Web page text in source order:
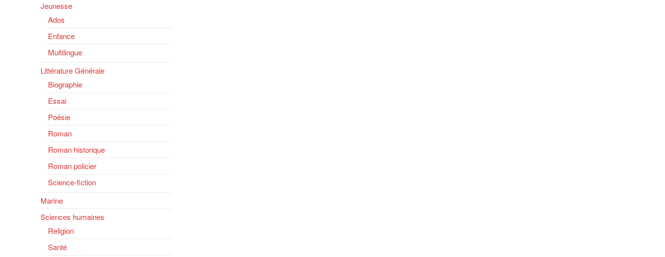
Jeunesse
Ados
Enfance
Multilingue
Littérature Générale
Biographie
Essai
Poésie
Roman
Roman historique
Roman policier
Science-fiction
Marine
Sciences humaines
Religion
Santé